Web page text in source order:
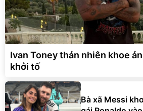
Ivan Toney thản nhiên khoe
khởi tố
Bà xã Messi